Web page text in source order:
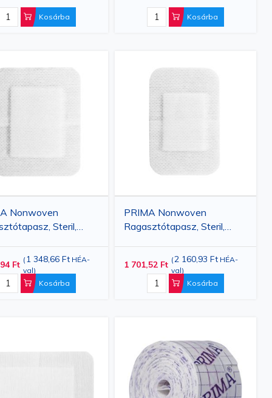
tapaszokat, önállóan ragadókat, amelyek
Kosárba Kosárba
Nonwoven
Steril,
Ft ( 1 348,66 Ft HÉA-
val)
Kosárba
PRIMA Nonwoven
Ragasztótapasz, Steril,
1 701,52 Ft (2 160,93 Ft HÉA-
val)
Kosárba